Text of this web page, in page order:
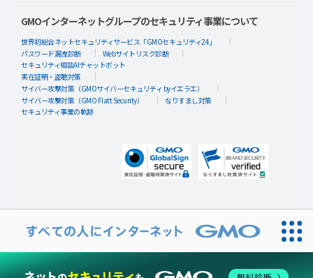
GMOインターネットグループのセキュリティ事業について
世界初総合ネットセキュリティサービス「GMOセキュリティ24」
パスワード漏洩診断
Webサイトリスク診断
セキュリティ相談AIチャットボット
実在証明・盗聴対策
サイバー攻撃対策（GMOサイバーセキュリティ byイエラエ）
サイバー攻撃対策（GMO Flatt Security）
なりすまし対策
セキュリティ事業の軌跡